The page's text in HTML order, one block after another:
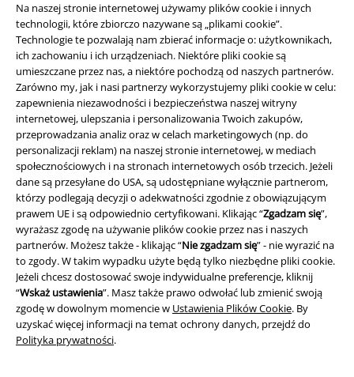
Na naszej stronie internetowej używamy plików cookie i innych
technologii, które zbiorczo nazywane są „plikami cookie”.
Technologie te pozwalają nam zbierać informacje o: użytkownikach,
ich zachowaniu i ich urządzeniach. Niektóre pliki cookie są
umieszczane przez nas, a niektóre pochodzą od naszych partnerów.
Zarówno my, jak i nasi partnerzy wykorzystujemy pliki cookie w celu:
zapewnienia niezawodności i bezpieczeństwa naszej witryny
internetowej, ulepszania i personalizowania Twoich zakupów,
przeprowadzania analiz oraz w celach marketingowych (np. do
personalizacji reklam) na naszej stronie internetowej, w mediach
społecznościowych i na stronach internetowych osób trzecich. Jeżeli
dane są przesyłane do USA, są udostępniane wyłącznie partnerom,
którzy podlegają decyzji o adekwatności zgodnie z obowiązującym
prawem UE i są odpowiednio certyfikowani. Klikając “Zgadzam się”,
wyrażasz zgodę na używanie plików cookie przez nas i naszych
partnerów. Możesz także - klikając “Nie zgadzam się” - nie wyrazić na
to zgody. W takim wypadku użyte będą tylko niezbędne pliki cookie.
Jeżeli chcesz dostosować swoje indywidualne preferencje, kliknij
“Wskaż ustawienia”. Masz także prawo odwołać lub zmienić swoją
zgodę w dowolnym momencie w Ustawienia Plików Cookie. By
uzyskać więcej informacji na temat ochrony danych, przejdź do
Polityka prywatności.
Informacje prawne
Regulamin
Dane firmy
Polityka prywatności
Unieszkodliwianie odpadów i ochrona środowiska
Deklaracja Zgodności